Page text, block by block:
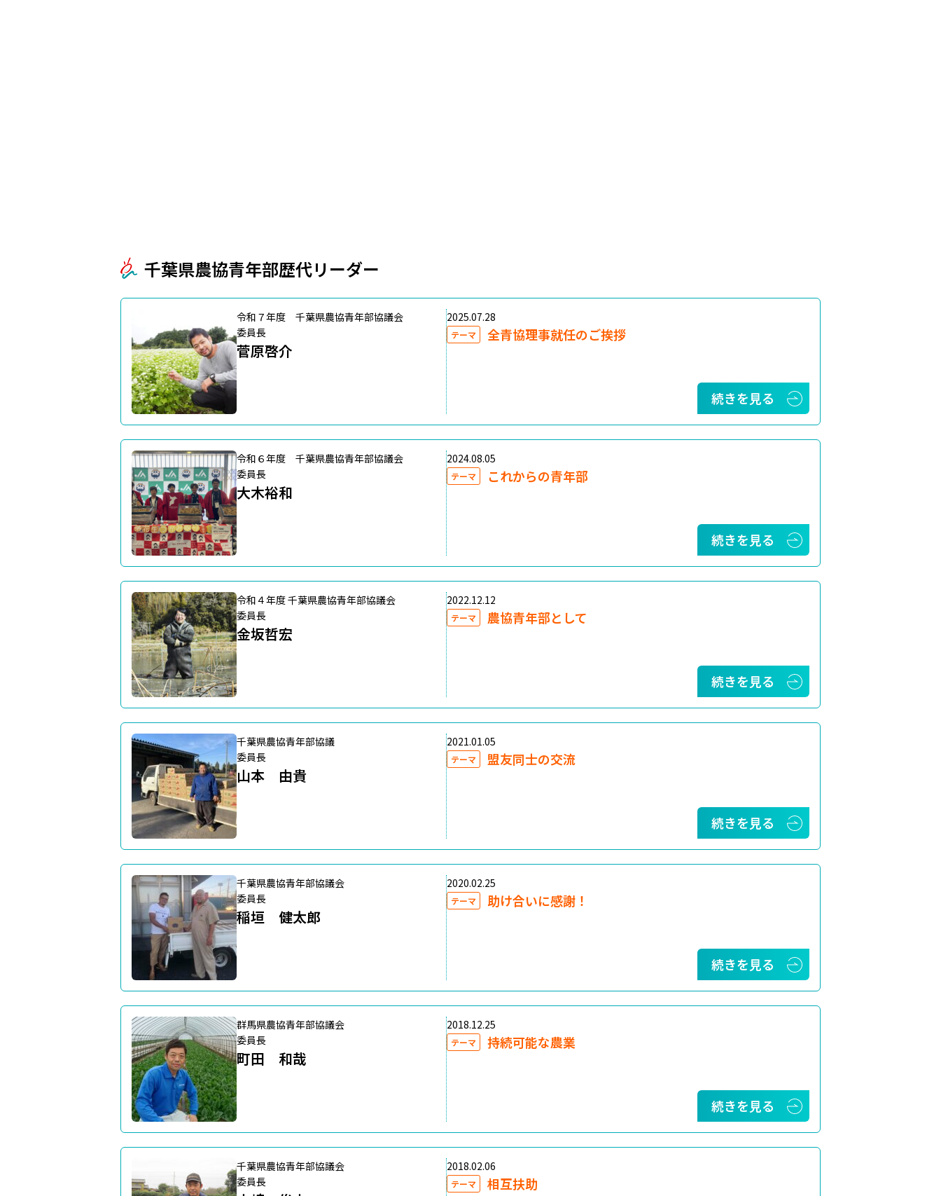
千葉県農協青年部歴代リーダー
令和７年度 千葉県農協青年部協議会
委員長
菅原啓介
2025.07.28
テーマ 全青協理事就任のご挨拶
続きを見る
令和６年度 千葉県農協青年部協議会
委員長
大木裕和
2024.08.05
テーマ これからの青年部
続きを見る
令和４年度 千葉県農協青年部協議会
委員長
金坂哲宏
2022.12.12
テーマ 農協青年部として
続きを見る
千葉県農協青年部協議
委員長
山本 由貴
2021.01.05
テーマ 盟友同士の交流
続きを見る
千葉県農協青年部協議会
委員長
稲垣 健太郎
2020.02.25
テーマ 助け合いに感謝！
続きを見る
群馬県農協青年部協議会
委員長
町田 和哉
2018.12.25
テーマ 持続可能な農業
続きを見る
千葉県農協青年部協議会
委員長
2018.02.06
テーマ 相互扶助